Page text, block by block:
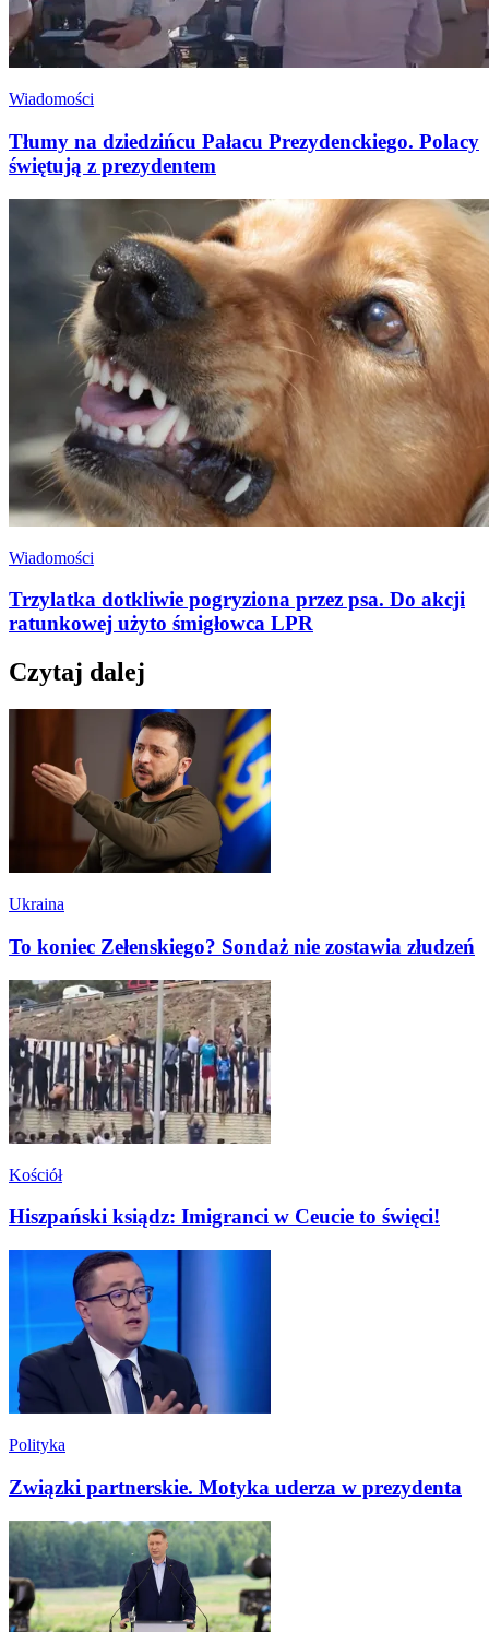
Wiadomości
Tłumy na dziedzińcu Pałacu Prezydenckiego. Polacy
świętują z prezydentem
Wiadomości
Trzylatka dotkliwie pogryziona przez psa. Do akcji
ratunkowej użyto śmigłowca LPR
Czytaj dalej
Ukraina
To koniec Zełenskiego? Sondaż nie zostawia złudzeń
Kościół
Hiszpański ksiądz: Imigranci w Ceucie to święci!
Polityka
Związki partnerskie. Motyka uderza w prezydenta